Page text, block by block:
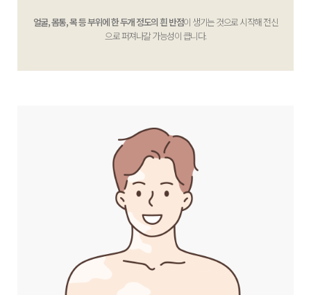
얼굴, 몸통, 목 등 부위에 한 두개 정도의 흰 반점이 생기는 것으로 시작해 전신
으로 퍼져나갈 가능성이 큽니다.